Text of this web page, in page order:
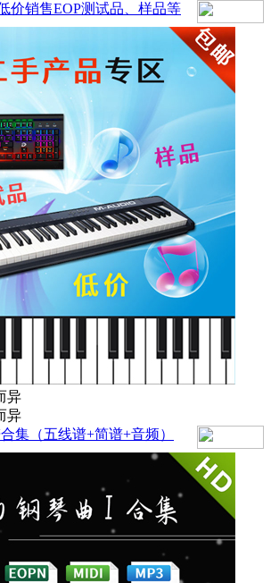
价销售EOP测试品、样品等
异
异
集（五线谱+简谱+音频）